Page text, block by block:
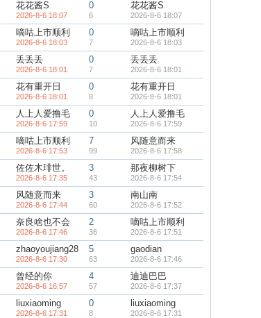
花花酱S
2026-8-6 18:07
0
6
花花酱S
2026-8-6 18:07
嘀咕上市顺利
2026-8-6 18:03
0
7
嘀咕上市顺利
2026-8-6 18:03
丢丢丢
2026-8-6 18:01
0
7
丢丢丢
2026-8-6 18:01
花有重开日
2026-8-6 18:01
0
8
花有重开日
2026-8-6 18:01
人上人爱撸毛
2026-8-6 17:59
0
10
人上人爱撸毛
2026-8-6 17:59
嘀咕上市顺利
2026-8-6 17:53
7
99
风随意而来
2026-8-6 17:58
佐佐木琲世。
2026-8-6 17:35
3
43
那夜柳树下
2026-8-6 17:54
风随意而来
2026-8-6 17:44
3
60
南山南
2026-8-6 17:52
奈良啥也不会
2026-8-6 17:46
2
36
嘀咕上市顺利
2026-8-6 17:51
zhaoyoujiang28
2026-8-6 17:30
5
63
gaodian
2026-8-6 17:46
曾经的你
2026-8-6 16:57
4
57
迪迪巴巴
2026-8-6 17:37
liuxiaoming
2026-8-6 17:31
0
8
liuxiaoming
2026-8-6 17:31